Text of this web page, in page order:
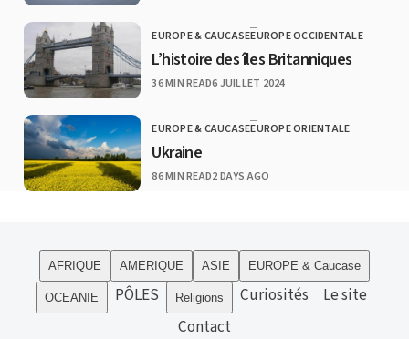
CATEGORY
EUROPE & CAUCASEEUROPE OCCIDENTALE
L’histoire des îles Britanniques
36 MIN READPUBLISHED
6 JUILLET 2024
CATEGORY
EUROPE & CAUCASEEUROPE ORIENTALE
Ukraine
86 MIN READPUBLISHED
2 DAYS AGO
AFRIQUE AMERIQUE ASIE EUROPE & Caucase
OCEANIE PÔLES Religions Curiosités
Le site
Contact